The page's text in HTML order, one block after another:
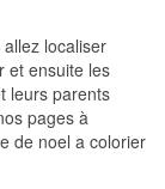
allez localiser
et ensuite les
leurs parents
pages à
de noel a colorier